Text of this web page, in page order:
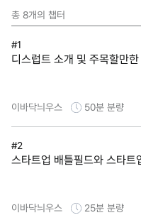
총 8개의 챕터
#1
디스럽트 소개 및 주목할만
이바닥늬우스 50분 분량
#2
스타트업 배틀필드와 스타트
이바닥늬우스 25분 분량